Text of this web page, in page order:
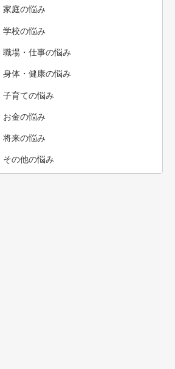
家庭の悩み
学校の悩み
職場・仕事の悩み
身体・健康の悩み
子育ての悩み
お金の悩み
将来の悩み
その他の悩み